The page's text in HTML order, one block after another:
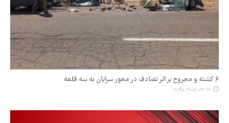
۶ کشته و مجروح بر اثر تصادف در محور سرایان به سه قلعه
۱۴۰۵-۰۳-۱۶ ۱۱:۴۸